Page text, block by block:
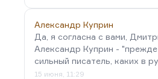
Александр Куприн
Да, я согласна с вами,
Александр Куприн -
сильный писатель, каких в
15 июня, 11:29